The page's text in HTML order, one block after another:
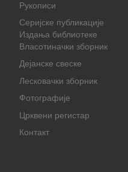
Рукописи
Серијске публикације
Издања библиотеке
Власотиначки зборник
Дејанске свеске
Лесковачки зборник
Фотографије
Црквени регистар
Контакт